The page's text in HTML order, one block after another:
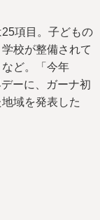
項目。子どもの
校が整備されて
ど。「今年
ーに、ガーナ初
域を発表した